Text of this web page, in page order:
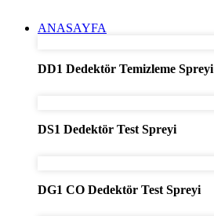
ANASAYFA
DD1 Dedektör Temizleme Spreyi
DS1 Dedektör Test Spreyi
DG1 CO Dedektör Test Spreyi